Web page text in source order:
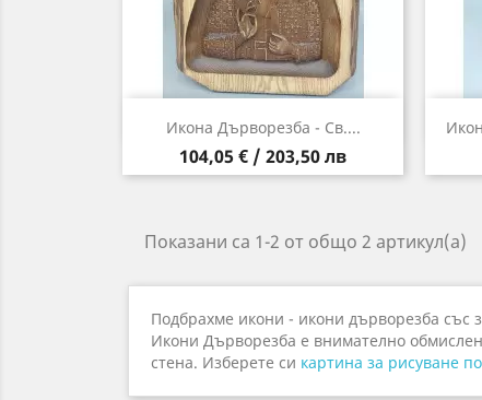
Икона Дърворезба - Св....
Цена
104,05 € / 203,50 лв
 Бърз преглед
Показани са 1-2 от общо 2 артикул(а)
Подбрахме икони - икони дърворезба със
Икони Дърворезба е внимателно
стена. Изберете си картина за рисуване